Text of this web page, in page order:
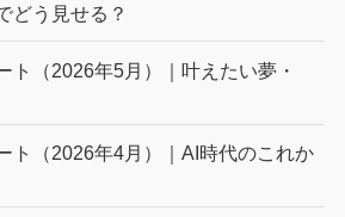
どう見せる？
ト（2026年5月）｜叶えたい夢・
ト（2026年4月）｜AI時代のこれか